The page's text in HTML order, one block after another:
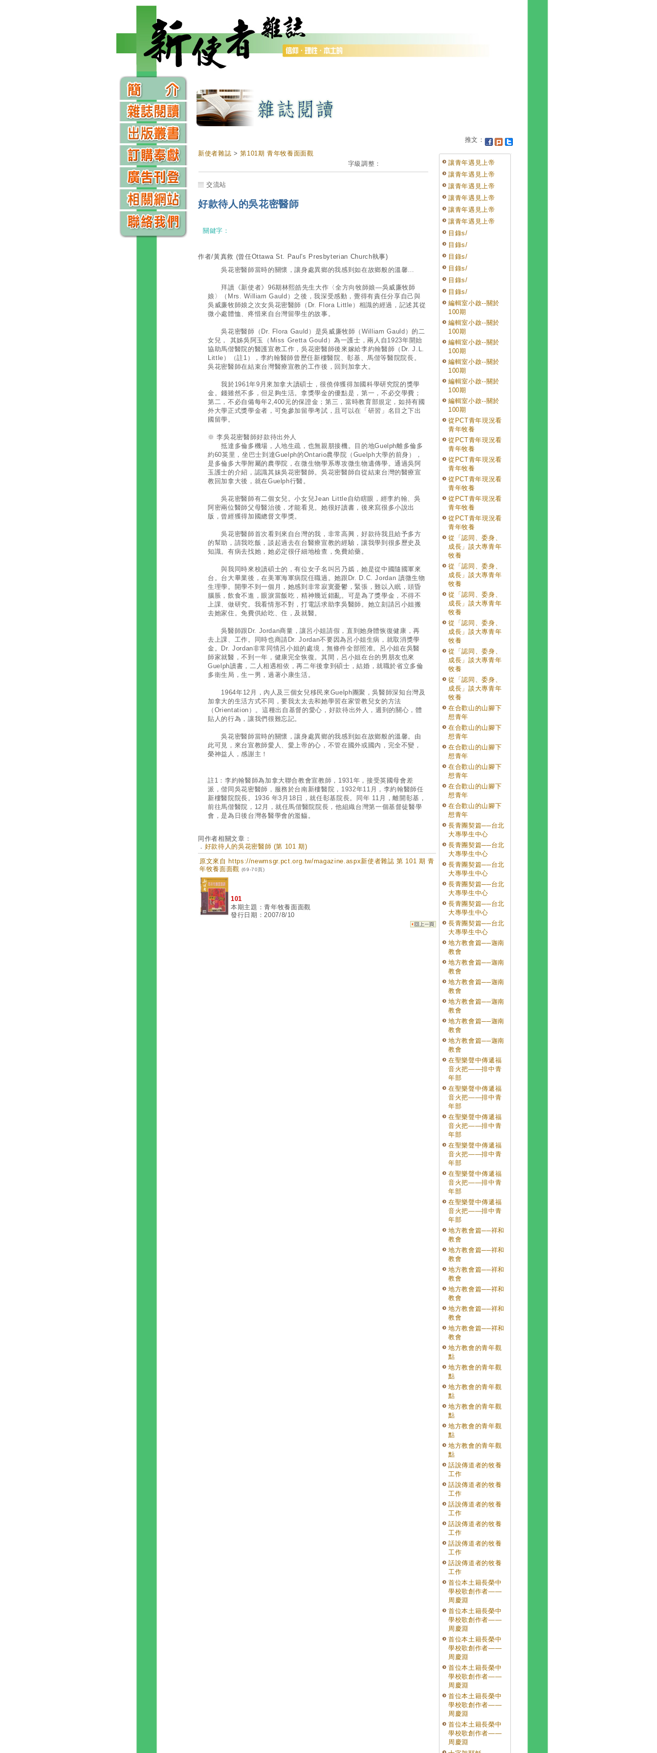
推文：
新使者雜誌 >第101期 青年牧養面面觀
字級調整：
交流站
好款待人的吳花密醫師
關鍵字：
作者/黃真救 (曾任Ottawa St. Paul's Presbyterian Church執事)
吳花密醫師當時的關懷，讓身處異鄉的我感到如在故鄉般的溫馨…
拜讀《新使者》96期林熙皓先生大作〈全方向牧師娘—吳威廉牧師
娘〉（Mrs. William Gauld）之後，我深受感動，覺得有責任分享自己與
吳威廉牧師娘之次女吳花密醫師（Dr. Flora Little）相識的經過，記述其從
微小處體恤、疼惜來自台灣留學生的故事。
吳花密醫師（Dr. Flora Gauld）是吳威廉牧師（William Gauld）的二
女兒， 其姊吳阿玉（Miss Gretta Gould）為一護士，兩人自1923年開始
協助馬偕醫院的醫護宣教工作，吳花密醫師後來嫁給李約翰醫師（Dr. J.L.
Little）（註1），李約翰醫師曾歷任新樓醫院、彰基、馬偕等醫院院長。
吳花密醫師在結束台灣醫療宣教的工作後，回到加拿大。
我於1961年9月來加拿大讀碩士，很僥倖獲得加國科學研究院的獎學
金。錢雖然不多，但足夠生活。拿獎學金的優點是，第一，不必交學費；
第二，不必自備每年2,400元的保證金；第三，當時教育部規定，如持有國
外大學正式獎學金者，可免參加留學考試，且可以在「研習」名目之下出
國留學。
※ 李吳花密醫師好款待出外人
抵達多倫多機場，人地生疏，也無親朋接機。目的地Guelph離多倫多
約60英里，坐巴士到達Guelph的Ontario農學院（Guelph大學的前身），
是多倫多大學附屬的農學院，在微生物學系專攻微生物遺傳學。通過吳阿
玉護士的介紹，認識其妹吳花密醫師。吳花密醫師自從結束台灣的醫療宣
教回加拿大後，就在Guelph行醫。
吳花密醫師有二個女兒。小女兒Jean Little自幼瞎眼，經李約翰、吳
阿密兩位醫師父母醫治後，才能看見。她很好讀書，後來寫很多小說出
版，曾經獲得加國總督文學獎。
吳花密醫師首次看到來自台灣的我，非常高興，好款待我且給予多方
的幫助，請我吃飯，談起過去在台醫療宣教的經驗，讓我學到很多歷史及
知識。有病去找她，她必定很仔細地檢查，免費給藥。
與我同時來校讀碩士的，有位女子名叫呂乃嫣，她是從中國隨國軍來
台。台大畢業後，在美軍海軍病院任職過。她跟Dr. D.C. Jordan 讀微生物
生理學。開學不到一個月，她感到非常寂寞憂鬱，緊張，難以入眠，頭昏
腦脹，飲食不進，眼淚當飯吃，精神幾近錯亂。可是為了獎學金，不得不
上課、做研究。我看情形不對，打電話求助李吳醫師。她立刻請呂小姐搬
去她家住。免費供給吃、住，及就醫。
吳醫師跟Dr. Jordan商量，讓呂小姐請假，直到她身體恢復健康，再
去上課、工作。同時也商請Dr. Jordan不要因為呂小姐生病，就取消獎學
金。Dr. Jordan非常同情呂小姐的處境，無條件全部照准。呂小姐在吳醫
師家就醫，不到一年，健康完全恢復。其間，呂小姐在台的男朋友也來
Guelph讀書，二人相遇相依，再二年後拿到碩士，結婚，就職於省立多倫
多衛生局，生一男，過著小康生活。
1964年12月，內人及三個女兒移民來Guelph團聚，吳醫師深知台灣及
加拿大的生活方式不同，要我太太去和她學習在家管教兒女的方法
（Orientation）。這種出自基督的愛心，好款待出外人，週到的關心，體
貼人的行為，讓我們很難忘記。
吳花密醫師當時的關懷，讓身處異鄉的我感到如在故鄉般的溫馨。由
此可見，來台宣教師愛人、愛上帝的心，不管在國外或國內，完全不變，
榮神益人，感謝主！
註1：李約翰醫師為加拿大聯合教會宣教師，1931年，接受英國母會差
派，偕同吳花密醫師，服務於台南新樓醫院，1932年11月，李約翰醫師任
新樓醫院院長。1936 年3月18日，就任彰基院長。同年 11月，離開彰基，
前往馬偕醫院，12月，就任馬偕醫院院長，他組織台灣第一個基督徒醫學
會，是為日後台灣各醫學會的濫觴。
同作者相關文章：
． 好款待人的吳花密醫師 (第 101 期)
原文來自 https://newmsgr.pct.org.tw/magazine.aspx新使者雜誌 第 101 期 青
年牧養面面觀 (69-70頁)
101
本期主題：青年牧養面面觀
發行日期：2007/8/10
讓青年遇見上帝
讓青年遇見上帝
讓青年遇見上帝
讓青年遇見上帝
讓青年遇見上帝
讓青年遇見上帝
目錄s/
目錄s/
目錄s/
目錄s/
目錄s/
目錄s/
編輯室小啟--關於
100期
編輯室小啟--關於
100期
編輯室小啟--關於
100期
編輯室小啟--關於
100期
編輯室小啟--關於
100期
編輯室小啟--關於
100期
從PCT青年現況看
青年牧養
從PCT青年現況看
青年牧養
從PCT青年現況看
青年牧養
從PCT青年現況看
青年牧養
從PCT青年現況看
青年牧養
從PCT青年現況看
青年牧養
從「認同、委身、
成長」談大專青年
牧養
從「認同、委身、
成長」談大專青年
牧養
從「認同、委身、
成長」談大專青年
牧養
從「認同、委身、
成長」談大專青年
牧養
從「認同、委身、
成長」談大專青年
牧養
從「認同、委身、
成長」談大專青年
牧養
在合歡山的山腳下
想青年
在合歡山的山腳下
想青年
在合歡山的山腳下
想青年
在合歡山的山腳下
想青年
在合歡山的山腳下
想青年
在合歡山的山腳下
想青年
長青團契篇──台北
大專學生中心
長青團契篇──台北
大專學生中心
長青團契篇──台北
大專學生中心
長青團契篇──台北
大專學生中心
長青團契篇──台北
大專學生中心
長青團契篇──台北
大專學生中心
地方教會篇──迦南
教會
地方教會篇──迦南
教會
地方教會篇──迦南
教會
地方教會篇──迦南
教會
地方教會篇──迦南
教會
地方教會篇──迦南
教會
在聖樂聲中傳遞福
音火把——排中青
年部
在聖樂聲中傳遞福
音火把——排中青
年部
在聖樂聲中傳遞福
音火把——排中青
年部
在聖樂聲中傳遞福
音火把——排中青
年部
在聖樂聲中傳遞福
音火把——排中青
年部
在聖樂聲中傳遞福
音火把——排中青
年部
地方教會篇──祥和
教會
地方教會篇──祥和
教會
地方教會篇──祥和
教會
地方教會篇──祥和
教會
地方教會篇──祥和
教會
地方教會篇──祥和
教會
地方教會的青年觀
點
地方教會的青年觀
點
地方教會的青年觀
點
地方教會的青年觀
點
地方教會的青年觀
點
地方教會的青年觀
點
話說傳道者的牧養
工作
話說傳道者的牧養
工作
話說傳道者的牧養
工作
話說傳道者的牧養
工作
話說傳道者的牧養
工作
話說傳道者的牧養
工作
首位本土籍長榮中
學校歌創作者——
周慶淵
首位本土籍長榮中
學校歌創作者——
周慶淵
首位本土籍長榮中
學校歌創作者——
周慶淵
首位本土籍長榮中
學校歌創作者——
周慶淵
首位本土籍長榮中
學校歌創作者——
周慶淵
首位本土籍長榮中
學校歌創作者——
周慶淵